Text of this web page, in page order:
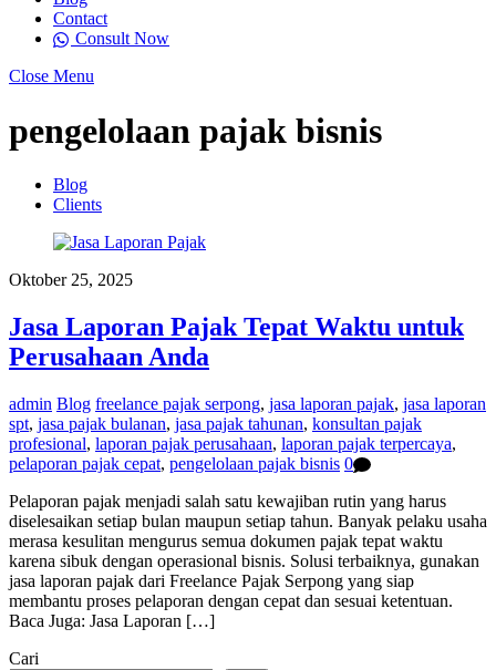
Contact
Consult Now
Close Menu
pengelolaan pajak bisnis
Blog
Clients
Oktober 25, 2025
Jasa Laporan Pajak Tepat Waktu untuk
Perusahaan Anda
admin Blog freelance pajak serpong, jasa laporan pajak, jasa laporan
spt, jasa pajak bulanan, jasa pajak tahunan, konsultan pajak
profesional, laporan pajak perusahaan, laporan pajak terpercaya,
pelaporan pajak cepat, pengelolaan pajak bisnis 0
Pelaporan pajak menjadi salah satu kewajiban rutin yang harus
diselesaikan setiap bulan maupun setiap tahun. Banyak pelaku usaha
merasa kesulitan mengurus semua dokumen pajak tepat waktu
karena sibuk dengan operasional bisnis. Solusi terbaiknya, gunakan
jasa laporan pajak dari Freelance Pajak Serpong yang siap
membantu proses pelaporan dengan cepat dan sesuai ketentuan.
Baca Juga: Jasa Laporan […]
Cari